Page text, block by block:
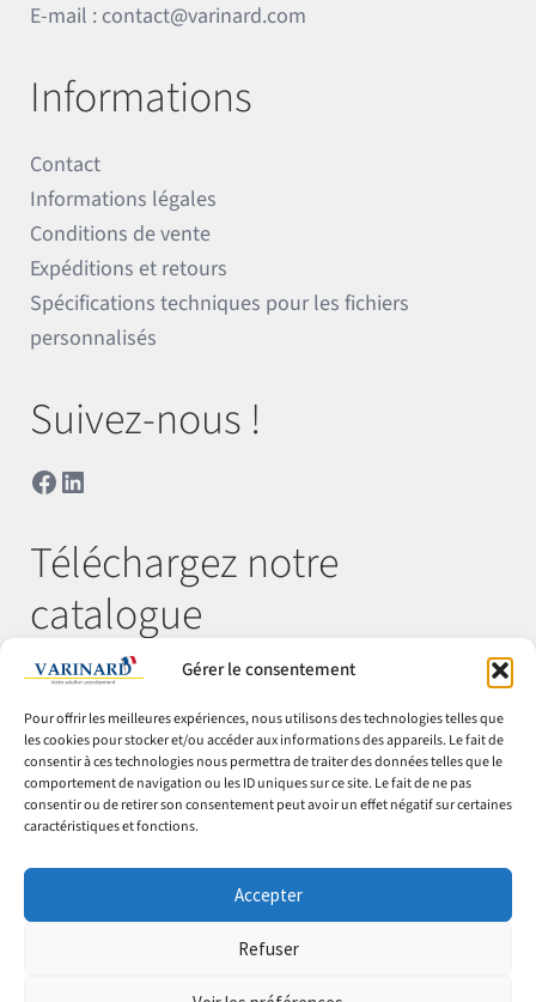
Gérer le consentement
Pour offrir les meilleures expériences, nous utilisons des technologies telles que
les cookies pour stocker et/ou accéder aux informations des appareils. Le fait de
consentir à ces technologies nous permettra de traiter des données telles que le
comportement de navigation ou les ID uniques sur ce site. Le fait de ne pas
consentir ou de retirer son consentement peut avoir un effet négatif sur certaines
caractéristiques et fonctions.
Accepter
Refuser
E-mail : contact@varinard.com
Informations
Contact
Informations légales
Conditions de vente
Expéditions et retours
Spécifications techniques pour les fichiers
personnalisés
Suivez-nous !
Facebook
LinkedIn
Téléchargez notre
catalogue
© Varinard 2026